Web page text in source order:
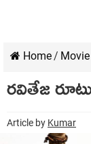
Home/
రవితేజ
Article by Kumar